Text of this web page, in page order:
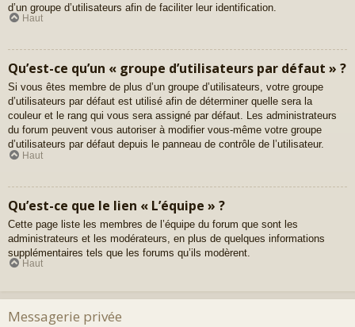
d’un groupe d’utilisateurs afin de faciliter leur identification.
Haut
Qu’est-ce qu’un « groupe d’utilisateurs par défaut » ?
Si vous êtes membre de plus d’un groupe d’utilisateurs, votre groupe
d’utilisateurs par défaut est utilisé afin de déterminer quelle sera la
couleur et le rang qui vous sera assigné par défaut. Les administrateurs
du forum peuvent vous autoriser à modifier vous-même votre groupe
d’utilisateurs par défaut depuis le panneau de contrôle de l’utilisateur.
Haut
Qu’est-ce que le lien « L’équipe » ?
Cette page liste les membres de l’équipe du forum que sont les
administrateurs et les modérateurs, en plus de quelques informations
supplémentaires tels que les forums qu’ils modèrent.
Haut
Messagerie privée